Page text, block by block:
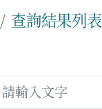
查詢結果列表